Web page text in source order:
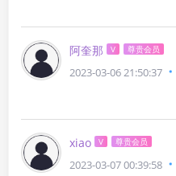
阿奎那 V 尊贵会员
2023-03-06 21:50:37
xiao V 尊贵会员
2023-03-07 00:39:58